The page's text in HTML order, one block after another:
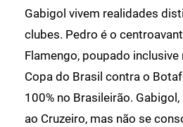
Gabigol vivem realidades
clubes. Pedro é o
Flamengo, poupado
Copa do Brasil contra o
100% no Brasileirão.
ao Cruzeiro, mas não se